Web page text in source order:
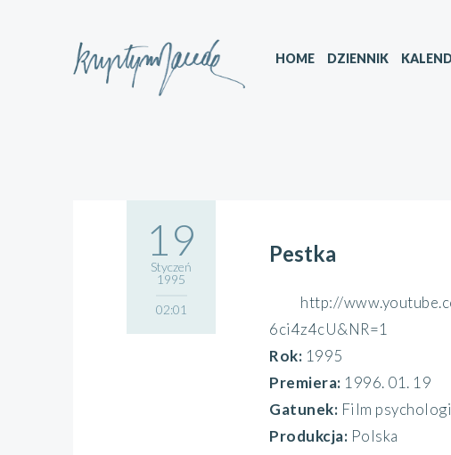
HOME DZIENNIK
19
Styczeń
1995
02:01
Pestka
http://
6ci4z4cU&NR=1
Rok: 1995
Premiera: 1996. 01. 19
Gatunek: Film
Produkcja: Polska